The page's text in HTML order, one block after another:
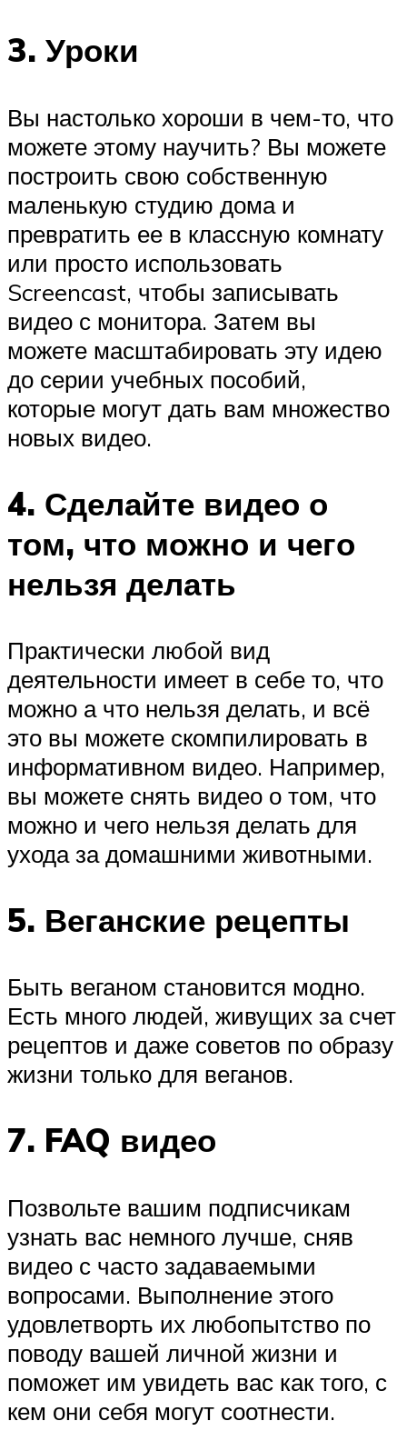
3. Уроки
Вы настолько хороши в чем-то, что
можете этому научить? Вы можете
построить свою собственную
маленькую студию дома и
превратить ее в классную комнату
или просто использовать
Screencast, чтобы записывать
видео с монитора. Затем вы
можете масштабировать эту идею
до серии учебных пособий,
которые могут дать вам множество
новых видео.
4. Сделайте видео о
том, что можно и чего
нельзя делать
Практически любой вид
деятельности имеет в себе то, что
можно а что нельзя делать, и всё
это вы можете скомпилировать в
информативном видео. Например,
вы можете снять видео о том, что
можно и чего нельзя делать для
ухода за домашними животными.
5. Веганские рецепты
Быть веганом становится модно.
Есть много людей, живущих за счет
рецептов и даже советов по образу
жизни только для веганов.
7. FAQ видео
Позвольте вашим подписчикам
узнать вас немного лучше, сняв
видео с часто задаваемыми
вопросами. Выполнение этого
удовлетворть их любопытство по
поводу вашей личной жизни и
поможет им увидеть вас как того, с
кем они себя могут соотнести.